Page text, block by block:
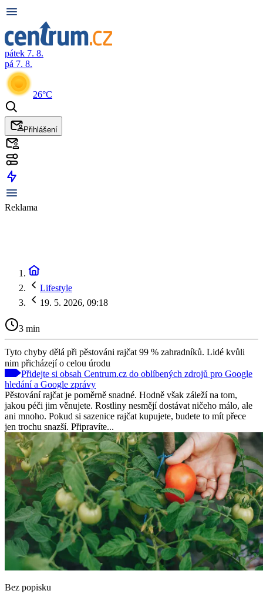
pátek 7. 8.
pá 7. 8.
26°C
Přihlášení
Reklama
Lifestyle
19. 5. 2026, 09:18
3 min
Tyto chyby dělá při pěstováni rajčat 99 % zahradníků. Lidé kvůli
nim přicházejí o celou úrodu
Přidejte si obsah Centrum.cz do oblíbených zdrojů pro Google
hledání a Google zprávy
Pěstování rajčat je poměrně snadné. Hodně však záleží na tom,
jakou péči jim věnujete. Rostliny nesmějí dostávat ničeho málo, ale
ani mnoho. Pokud si sazenice rajčat kupujete, budete to mít přece
jen trochu snazší. Připravíte...
Bez popisku